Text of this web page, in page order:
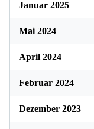
Januar 2025
Mai 2024
April 2024
Februar 2024
Dezember 2023